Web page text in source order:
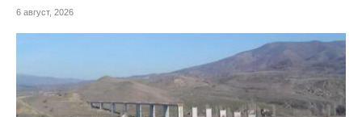
6 август, 2026